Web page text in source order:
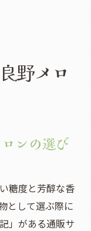
野メロ
ンの選び
糖度と芳醇な香
として選ぶ際に
」がある通販サ